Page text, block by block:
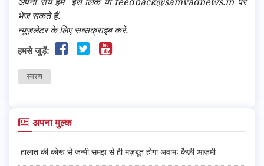
भेज सकते हैं.
न्यूज़लेटर के लिए सब्सक्राइब करें.
हमसे जुड़ें:
स्मरण
अपना मुल्क
हालात की कोख से जन्मी समझ से ही मज़बूत होगा अवामः कैफ़ी आज़मी